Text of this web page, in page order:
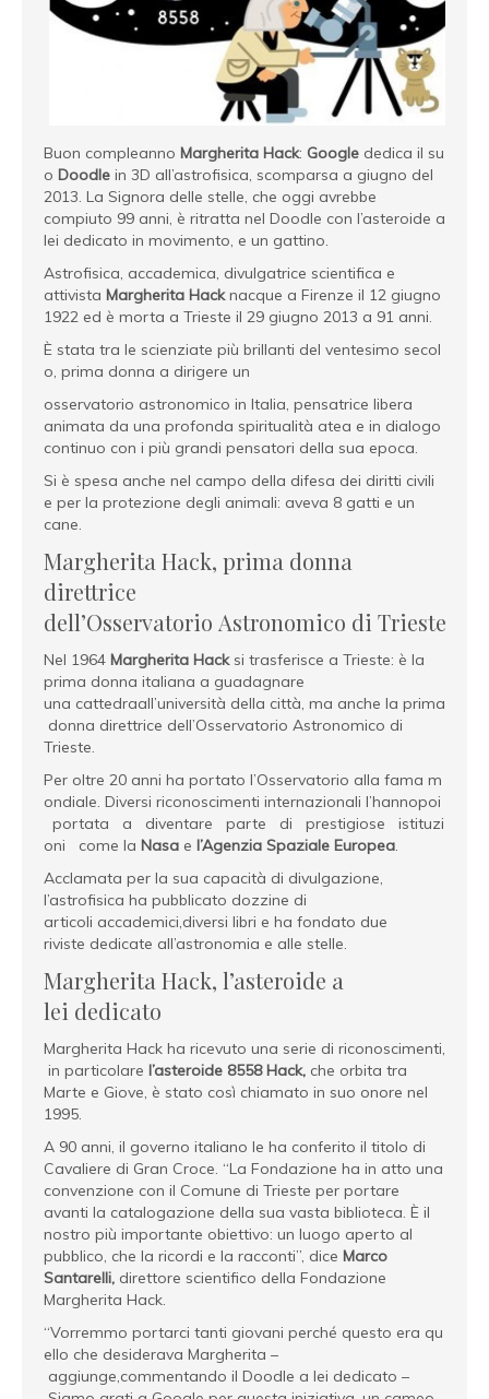
Buon compleanno Margherita Hack: Google dedica il su
o Doodle in 3D all’astrofisica, scomparsa a giugno del
2013. La Signora delle stelle, che oggi avrebbe
compiuto 99 anni, è ritratta nel Doodle con l’asteroide a
lei dedicato in movimento, e un gattino.
Astrofisica, accademica, divulgatrice scientifica e
attivista Margherita Hacknacque a Firenze il 12 giugno
1922 ed è morta a Trieste il 29 giugno 2013 a 91 anni.
È stata tra le scienziate più brillanti del ventesimo secol
o, prima donna a dirigere un
osservatorio astronomico in Italia, pensatrice libera
animata da una profonda spiritualità atea e in dialogo
continuo con i più grandi pensatori della sua epoca.
Si è spesa anche nel campo della difesa dei diritti civili
e per la protezione degli animali: aveva 8 gatti e un
cane.
Margherita Hack, prima donna
direttrice
dell’Osservatorio Astronomico di Trieste
Nel 1964 Margherita Hack si trasferisce a Trieste: è la
prima donna italiana a guadagnare
una cattedraall’università della città, ma anche la prima
donna direttrice dell’Osservatorio Astronomico di
Trieste.
Per oltre 20 anni ha portato l’Osservatorio alla fama m
ondiale. Diversi riconoscimenti internazionali l’hannopoi
portata a diventare parte di prestigiose istituzi
oni come la Nasa e l’Agenzia Spaziale Europea.
Acclamata per la sua capacità di divulgazione,
l’astrofisica ha pubblicato dozzine di
articoli accademici,diversi libri e ha fondato due
riviste dedicate all’astronomia e alle stelle.
Margherita Hack, l’asteroide a
lei dedicato
Margherita Hack ha ricevuto una serie di riconoscimenti,
in particolare l’asteroide 8558 Hack, che orbita tra
Marte e Giove, è stato così chiamato in suo onore nel
1995.
A 90 anni, il governo italiano le ha conferito il titolo di
Cavaliere di Gran Croce. “La Fondazione ha in atto una
convenzione con il Comune di Trieste per portare
avanti la catalogazione della sua vasta biblioteca. È il
nostro più importante obiettivo: un luogo aperto al
pubblico, che la ricordi e la racconti”, dice Marco
Santarelli, direttore scientifico della Fondazione
Margherita Hack.
“Vorremmo portarci tanti giovani perché questo era qu
ello che desiderava Margherita –
aggiunge,commentando il Doodle a lei dedicato –